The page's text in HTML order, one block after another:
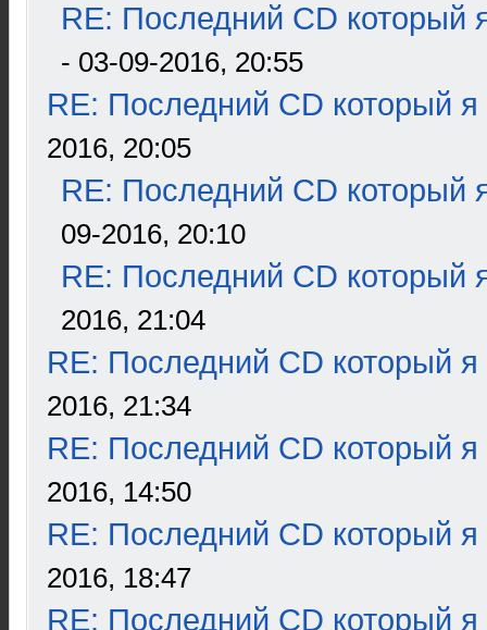
RE: Последний CD который
- 03-09-2016, 20:55
RE: Последний CD который я
2016, 20:05
RE: Последний CD который
09-2016, 20:10
RE: Последний CD который
2016, 21:04
RE: Последний CD который я
2016, 21:34
RE: Последний CD который я
2016, 14:50
RE: Последний CD который я
2016, 18:47
RE: Последний CD который я